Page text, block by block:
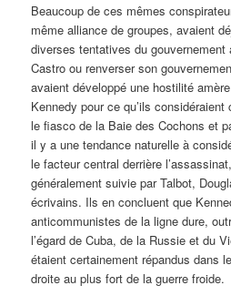
Beaucoup de ces mêmes
même alliance de groupes, avaient
diverses tentatives du
Castro ou renverser son
avaient développé une hostilité
Kennedy pour ce qu’ils
le fiasco de la Baie des Cochons et
il y a une tendance naturelle à
le facteur central derrière
généralement suivie par Talbot,
écrivains. Ils en concluent que
anticommunistes de la ligne dure,
l’égard de Cuba, de la Russie et du
étaient certainement répandus dans
droite au plus fort de la guerre froide.